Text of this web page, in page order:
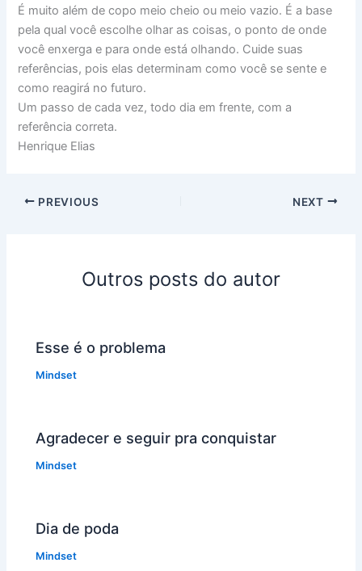
É muito além de copo meio cheio ou meio vazio. É a base
pela qual você escolhe olhar as coisas, o ponto de onde
você enxerga e para onde está olhando. Cuide suas
referências, pois elas determinam como você se sente e
como reagirá no futuro.
Um passo de cada vez, todo dia em frente, com a
referência correta.
Henrique Elias
PREVIOUS NEXT
Outros posts do autor
Esse é o problema
Mindset
Agradecer e seguir pra conquistar
Mindset
Dia de poda
Mindset